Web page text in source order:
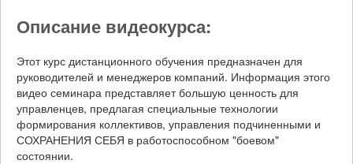
Описание видеокурса:
Этот курс дистанционного обучения предназначен для
руководителей и менеджеров компаний. Информация этого
видео семинара представляет большую ценность для
управленцев, предлагая специальные технологии
формирования коллективов, управления подчиненными и
СОХРАНЕНИЯ СЕБЯ в работоспособном "боевом"
состоянии.